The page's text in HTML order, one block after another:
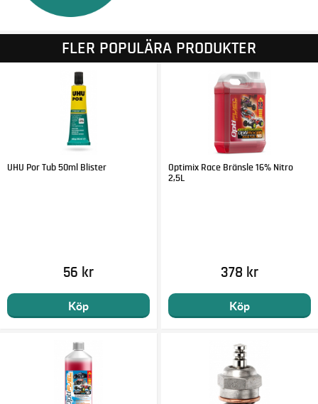
FLER POPULÄRA PRODUKTER
UHU Por Tub 50ml Blister
56 kr
Köp
Optimix Race Bränsle 16% Nitro
2,5L
378 kr
Köp